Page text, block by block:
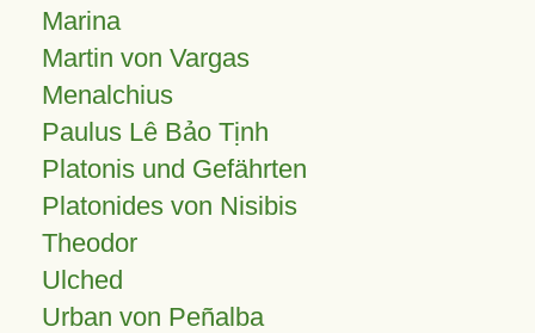
Marina
Martin von Vargas
Menalchius
Paulus Lê Bảo Tịnh
Platonis und Gefährten
Platonides von Nisibis
Theodor
Ulched
Urban von Peñalba